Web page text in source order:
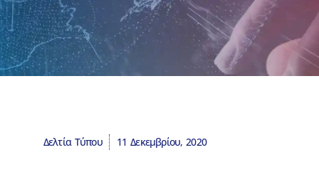
Δελτία Τύπου 11 Δεκεμβρίου, 2020